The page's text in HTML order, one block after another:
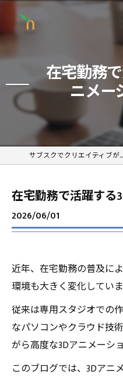
在宅勤務
ニメー
サブスクでクリエイティブが学べるオンラインスクール
在宅勤務で活躍する
2026/06/01
近年、在宅勤務の普及に
環境も大きく変化していま
従来は専用スタジオでの
なパソコンやクラウド技
がら高度な3Dアニメーシ
このブログでは、3Dアニ